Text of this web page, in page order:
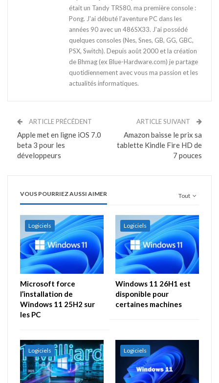
était un Tandy TRS80, ma première console :
Pong. J'ai débuté l'aventure PC dans les
années 90 avec un 486SX33. J'ai possédé
quelques consoles (Nes, Snes, GB, GG, GBC,
PSX, Switch). Depuis août 2000 et la création
de Bhmag (ex Blue-Hardware.com) je partage
quotidiennement avec vous ma passion et les
actualités informatiques.
ARTICLE PRÉCÉDENT
Apple met en ligne iOS 7.0
beta 3 pour les
développeurs
ARTICLE SUIVANT
Amazon baisse le prix sa
tablette Kindle Fire HD de
7 pouces
Tout
VOUS POURRIEZ AUSSI AIMER
Logiciels
Microsoft force
l’installation de
Windows 11 25H2 sur
les PC
Logiciels
Windows 11 26H1 est
disponible pour
certaines machines
Logiciels Logiciels